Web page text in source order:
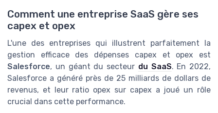
Comment une entreprise SaaS gère ses
capex et opex
L'une des entreprises qui illustrent parfaitement la
gestion efficace des dépenses capex et opex est
Salesforce, un géant du secteur du SaaS. En 2022,
Salesforce a généré près de 25 milliards de dollars de
revenus, et leur ratio opex sur capex a joué un rôle
crucial dans cette performance.